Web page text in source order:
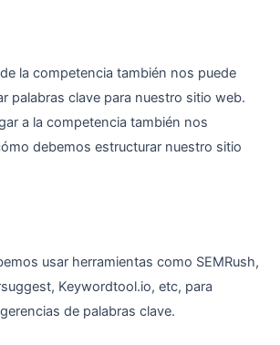
la competencia también nos puede
palabras clave para nuestro sitio web.
a la competencia también nos
debemos estructurar nuestro sitio
usar herramientas como SEMRush,
Keywordtool.io, etc, para
de palabras clave.